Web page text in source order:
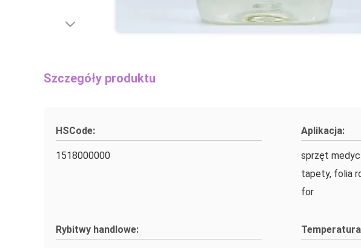
Szczegóły produktu
HSCode:
1518000000
Aplikacja:
sprzęt
tapety, folia
for
Rybitwy handlowe: